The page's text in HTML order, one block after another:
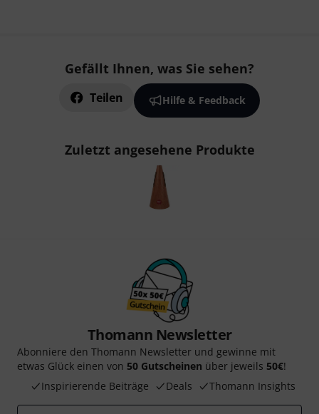
Gefällt Ihnen, was Sie sehen?
Teilen Hilfe & Feedback
Zuletzt angesehene Produkte
Thomann Newsletter
Abonniere den Thomann Newsletter und gewinne mit
etwas Glück einen von 50 Gutscheinen über jeweils 50€!
Inspirierende Beiträge
Deals Thomann Insights